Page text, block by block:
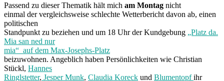
Passend zu dieser Thematik hält mich am Montag nicht
einmal der vergleichsweise schlechte Wetterbericht davon ab, einen
politischen
Standpunkt zu beziehen und um 18 Uhr der Kundgebung „Platz da.
Mia san ned nur
mia“ auf dem Max-Josephs-Platz
beizuwohnen. Angeblich haben Persönlichkeiten wie Christian
Stückl, Hannes
Ringlstetter, Jesper Munk, Claudia Koreck und Blumentopfihr